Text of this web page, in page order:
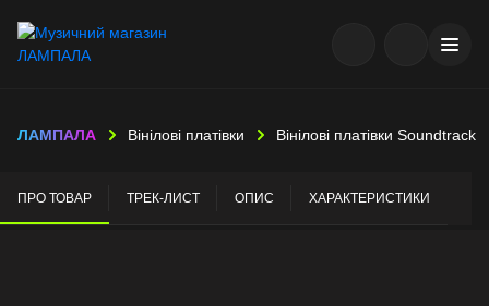
ЛАМПАЛА Вінілові платівки Вінілові платівки Soundtrack
ПРО ТОВАР ТРЕК-ЛИСТ ОПИС ХАРАКТЕРИСТИКИ